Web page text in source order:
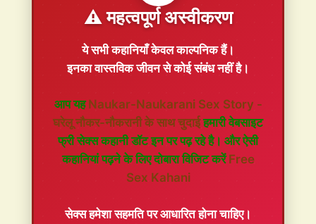
⚠️ महत्वपूर्ण अस्वीकरण
ये सभी कहानियाँकेवल काल्पनिकहैं।
इनका वास्तविक जीवन से कोई संबंध नहीं है।
आप यहNaukar-Naukarani Sex Story -
घरेलू नौकर-नौकरानी के साथ चुदाईहमारी वेबसाइट
फ्री सेक्स कहानी डॉट इन पर पढ़ रहे है। और ऐसी
कहानियां पढ़ने के लिए दोबारा विजिट करेंFree
Sex Kahani
सेक्स हमेशासहमतिपर आधारित होना चाहिए।